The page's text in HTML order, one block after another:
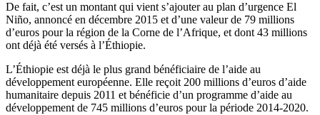
De fait, c’est un montant qui vient s’ajouter au plan d’urgence El
Niño, annoncé en décembre 2015 et d’une valeur de 79 millions
d’euros pour la région de la Corne de l’Afrique, et dont 43 millions
ont déjà été versés à l’Éthiopie.
L’Éthiopie est déjà le plus grand bénéficiaire de l’aide au
développement européenne. Elle reçoit 200 millions d’euros d’aide
humanitaire depuis 2011 et bénéficie d’un programme d’aide au
développement de 745 millions d’euros pour la période 2014-2020.